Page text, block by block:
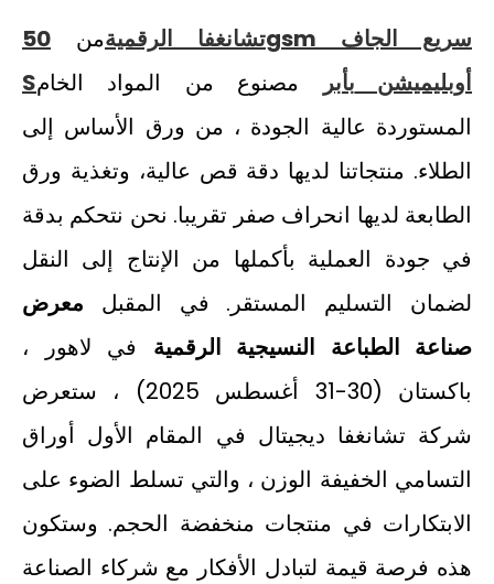
تشانغفا الرقميةمن 5 0gsm سريع الجاف
S
أوبليميشن بأبر
مصنوع من المواد الخام
المستوردة عالية الجودة ، من ورق الأساس إلى
الطلاء. منتجاتنا لديها دقة قص عالية، وتغذية ورق
الطابعة لديها انحراف صفر تقريبا. نحن نتحكم بدقة
في جودة العملية بأكملها من الإنتاج إلى النقل
لضمان التسليم المستقر. في المقبل معرض
صناعة الطباعة النسيجية الرقمية في لاهور ،
باكستان (30-31 أغسطس 2025) ، ستعرض
شركة تشانغفا ديجيتال في المقام الأول أوراق
التسامي الخفيفة الوزن ، والتي تسلط الضوء على
الابتكارات في منتجات منخفضة الحجم. وستكون
هذه فرصة قيمة لتبادل الأفكار مع شركاء الصناعة